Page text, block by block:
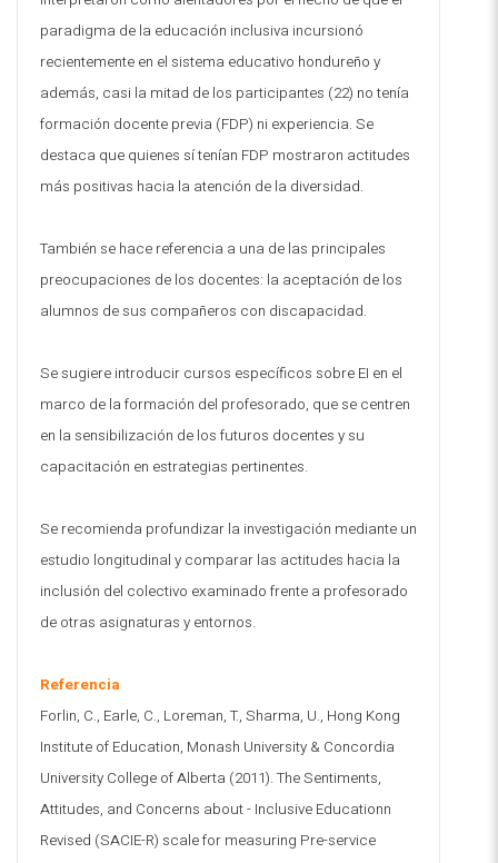
paradigma de la educación inclusiva incursionó
recientemente en el sistema educativo hondureño y
además, casi la mitad de los participantes (22) no tenía
formación docente previa (FDP) ni experiencia. Se
destaca que quienes sí tenían FDP mostraron actitudes
más positivas hacia la atención de la diversidad.
También se hace referencia a una de las principales
preocupaciones de los docentes: la aceptación de los
alumnos de sus compañeros con discapacidad.
Se sugiere introducir cursos específicos sobre EI en el
marco de la formación del profesorado, que se centren
en la sensibilización de los futuros docentes y su
capacitación en estrategias pertinentes.
Se recomienda profundizar la investigación mediante un
estudio longitudinal y comparar las actitudes hacia la
inclusión del colectivo examinado frente a profesorado
de otras asignaturas y entornos.
Referencia
Forlin, C., Earle, C., Loreman, T., Sharma, U., Hong Kong
Institute of Education, Monash University & Concordia
University College of Alberta (2011). The Sentiments,
Attitudes, and Concerns about - Inclusive Educationn
Revised (SACIE-R) scale for measuring Pre-service